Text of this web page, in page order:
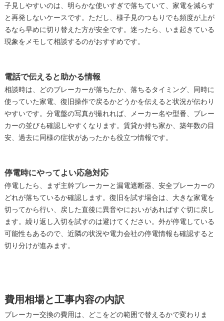
子見しやすいのは、明らかな使いすぎで落ちていて、家電を減らす
と再発しないケースです。ただし、様子見のつもりでも頻度が上が
るなら早めに切り替えた方が安全です。迷ったら、いま起きている
現象をメモして相談するのがおすすめです。
電話で伝えると助かる情報
相談時は、どのブレーカーが落ちたか、落ちるタイミング、同時に
使っていた家電、復旧操作で戻るかどうかを伝えると状況が伝わり
やすいです。分電盤の写真が撮れれば、メーカー名や型番、ブレー
カーの並びも確認しやすくなります。賃貸か持ち家か、築年数の目
安、過去に同様の症状があったかも役立つ情報です。
停電時にやってよい応急対応
停電したら、まず主幹ブレーカーと漏電遮断器、安全ブレーカーの
どれが落ちているか確認します。復旧を試す場合は、大きな家電を
切ってから行い、戻した直後に異音やにおいがあればすぐ切に戻し
ます。繰り返し入切を試すのは避けてください。外が停電している
可能性もあるので、近隣の状況や電力会社の停電情報も確認すると
切り分けが進みます。
費用相場と工事内容の内訳
ブレーカー交換の費用は、どこをどの範囲で替えるかで変わりま